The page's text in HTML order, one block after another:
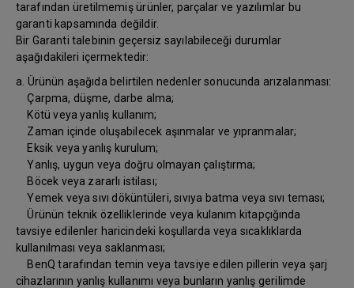
tarafından üretilmemiş ürünler, parçalar ve yazılımlar bu
garanti kapsamında değildir.
Bir Garanti talebinin geçersiz sayılabileceği durumlar
aşağıdakileri içermektedir:
a. Ürünün aşağıda belirtilen nedenler sonucunda arızalanması:
Çarpma, düşme, darbe alma;
Kötü veya yanlış kullanım;
Zaman içinde oluşabilecek aşınmalar ve yıpranmalar;
Eksik veya yanlış kurulum;
Yanlış, uygun veya doğru olmayan çalıştırma;
Böcek veya zararlı istilası;
Yemek veya sıvı döküntüleri, sıvıya batma veya sıvı teması;
Ürünün teknik özelliklerinde veya kulanım kitapçığında
tavsiye edilenler haricindeki koşullarda veya sıcaklıklarda
kullanılması veya saklanması;
BenQ tarafından temin veya tavsiye edilen pillerin veya şarj
cihazlarının yanlış kullanımı veya bunların yanlış gerilimde